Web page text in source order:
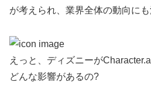
が考えられ、業界全体の動向にも
えっと、ディズニーが
どんな影響があるの?